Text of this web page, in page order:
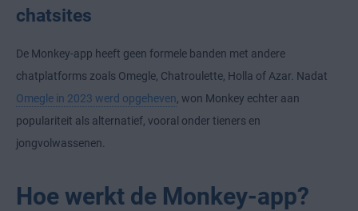
chatsites
De Monkey-app heeft geen formele banden met andere
chatplatforms zoals Omegle, Chatroulette, Holla of Azar. Nadat
Omegle in 2023 werd opgeheven , won Monkey echter aan
populariteit als alternatief, vooral onder tieners en
jongvolwassenen.
Hoe werkt de Monkey-app?